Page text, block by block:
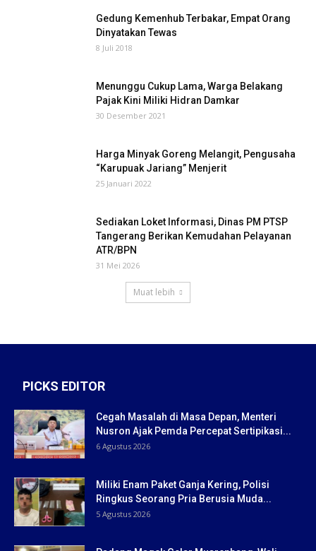
Gedung Kemenhub Terbakar, Empat Orang
Dinyatakan Tewas
8 Juli 2018
Menunggu Cukup Lama, Warga Belakang
Pajak Kini Miliki Hidran Damkar
30 Desember 2021
Harga Minyak Goreng Melangit, Pengusaha
“Karupuak Jariang” Menjerit
25 Januari 2022
Sediakan Loket Informasi, Dinas PM PTSP
Tangerang Berikan Kemudahan Pelayanan
ATR/BPN
31 Mei 2026
Muat lebih
PICKS EDITOR
Cegah Masalah di Masa Depan, Menteri
Nusron Ajak Pemda Percepat Sertipikasi...
6 Agustus 2026
Miliki Enam Paket Ganja Kering, Polisi
Ringkus Seorang Pria Berusia Muda...
5 Agustus 2026